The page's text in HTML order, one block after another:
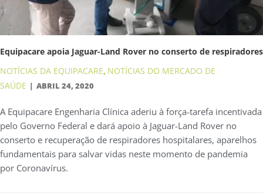
Equipacare apoia Jaguar-Land Rover no conserto de respiradores
NOTÍCIAS DA EQUIPACARE, NOTÍCIAS DO MERCADO DE
SAÚDE
ABRIL 24, 2020
A Equipacare Engenharia Clínica aderiu à força-tarefa incentivada
pelo Governo Federal e dará apoio à Jaguar-Land Rover no
conserto e recuperação de respiradores hospitalares, aparelhos
fundamentais para salvar vidas neste momento de pandemia
por Coronavírus.